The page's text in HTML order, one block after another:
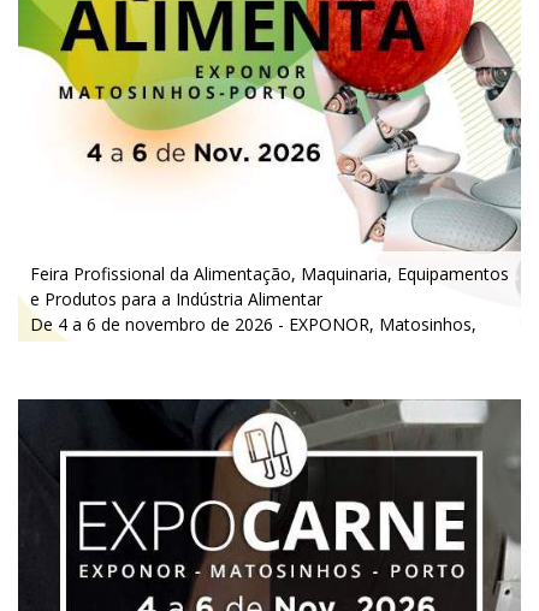
Feira Profissional da Alimentação, Maquinaria, Equipamentos
e Produtos para a Indústria Alimentar
De 4 a 6 de novembro de 2026 - EXPONOR, Matosinhos,
Porto